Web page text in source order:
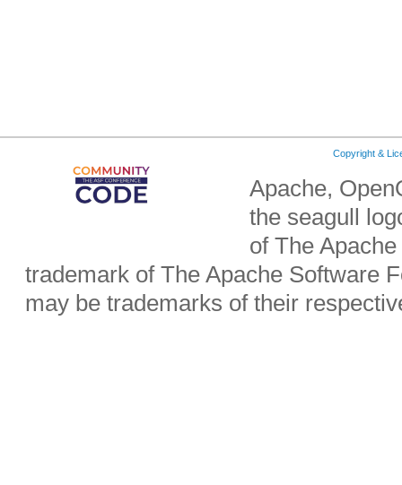
Copyright &
Apache,
the seagull
of The
trademark of The Apache Software
may be trademarks of their